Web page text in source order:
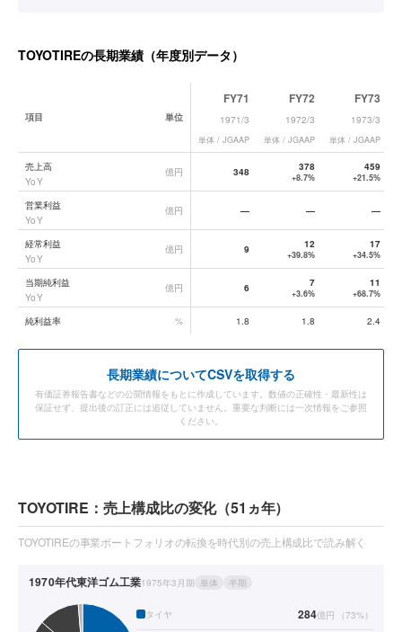
TOYOTIREの長期業績（年度別データ）
TOYOTIRE
項目 単位
FY71
1971/3
単体 / JGAAP
FY72
1972/3
単体 / JGAAP
FY73
1973/3
単体 / JGAAP
売上高
YoY
億円 348 378
+8.7%
459
+21.5%
営業利益
YoY
億円 — — —
経常利益
YoY
億円 9 12
+39.8%
17
+34.5%
当期純利益
YoY
億円 6 7
+3.6%
11
+68.7%
純利益率 % 1.8 1.8 2.4
長期業績についてCSVを取得する
有価証券報告書などの公開情報をもとに作成しています。数値の正確性・最新性は
保証せず、提出後の訂正には追従していません。重要な判断には一次情報をご参照
ください。
TOYOTIRE：売上構成比の変化（51ヵ年）
TOYOTIREの事業ポートフォリオの転換を時代別の売上構成比で読み解く
1970年代東洋ゴム工業1975年3月期 単体 半期
タイヤ 284億円 （73%）